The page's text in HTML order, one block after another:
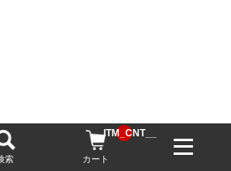
索 カート
__ITM_CNT__